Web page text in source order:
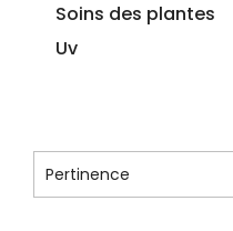
Soins des plantes
Uv
Pertinence